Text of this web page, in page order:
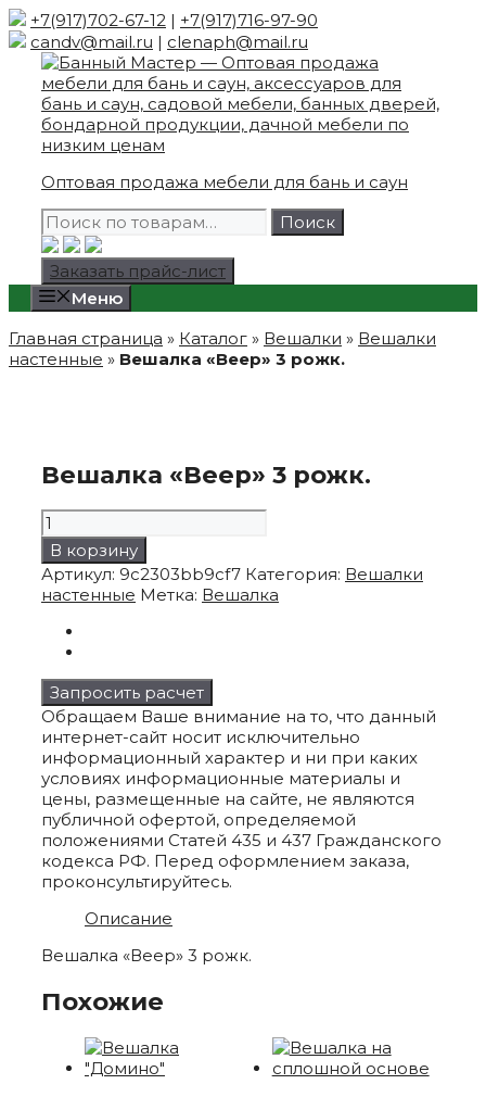
Skip
to
content
+7(917)702-67-12 | +7(917)716-97-90
candv@mail.ru | clenaph@mail.ru
Оптовая продажа мебели для бань и саун
Искать:
Поиск
Заказать прайс-лист
Меню
Главная страница » Каталог » Вешалки » Вешалки
настенные » Вешалка «Веер» 3 рожк.
Вешалка «Веер» 3 рожк.
Количество
товара
Вешалка
"Веер"
3
В корзину
Артикул: 9c2303bb9cf7 Категория: Вешалки
настенные Метка: Вешалка
Запросить расчет
Обращаем Ваше внимание на то, что данный
интернет-сайт носит исключительно
информационный характер и ни при каких
условиях информационные материалы и
цены, размещенные на сайте, не являются
публичной офертой, определяемой
положениями Статей 435 и 437 Гражданского
кодекса РФ. Перед оформлением заказа,
проконсультируйтесь.
Описание
Вешалка «Веер» 3 рожк.
Похожие